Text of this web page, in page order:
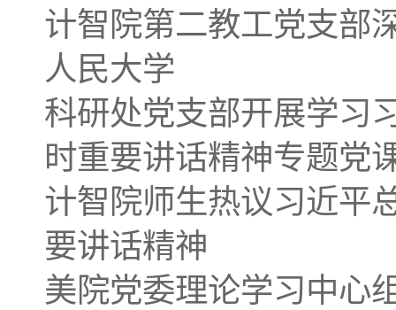
计智院第二教工党支部
人民大学
科研处党支部开展学习
时重要讲话精神专题党
计智院师生热议习近平
要讲话精神
美院党委理论学习中心